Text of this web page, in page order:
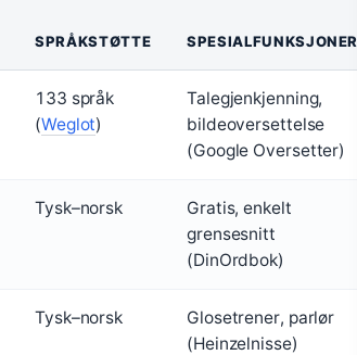
SPRÅKSTØTTE SPESIALFUNKSJONER
133 språk
(Weglot)
Talegjenkjenning,
bildeoversettelse
(Google Oversetter)
Tysk–norsk
Gratis, enkelt
grensesnitt
(DinOrdbok)
Tysk–norsk
Glosetrener, parlør
(Heinzelnisse)